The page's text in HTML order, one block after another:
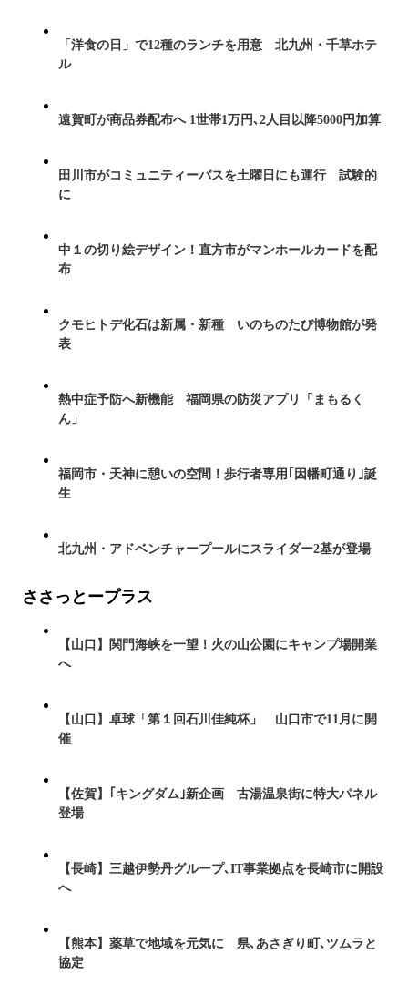
「洋食の日」で12種のランチを用意 北九州・千草ホテ
ル
遠賀町が商品券配布へ 1世帯1万円､2人目以降5000円加算
田川市がコミュニティーバスを土曜日にも運行 試験的
に
中１の切り絵デザイン！直方市がマンホールカードを配
布
クモヒトデ化石は新属・新種 いのちのたび博物館が発
表
熱中症予防へ新機能 福岡県の防災アプリ「まもるく
ん」
福岡市・天神に憩いの空間！歩行者専用｢因幡町通り｣誕
生
北九州・アドベンチャープールにスライダー2基が登場
ささっとープラス
【山口】関門海峡を一望！火の山公園にキャンプ場開業
へ
【山口】卓球「第１回石川佳純杯」 山口市で11月に開
催
【佐賀】｢キングダム｣新企画 古湯温泉街に特大パネル
登場
【長崎】三越伊勢丹グループ､IT事業拠点を長崎市に開設
へ
【熊本】薬草で地域を元気に 県､あさぎり町､ツムラと
協定